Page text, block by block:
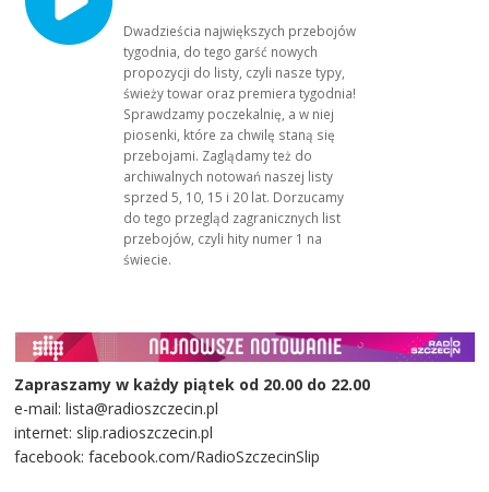
Dwadzieścia największych przebojów
tygodnia, do tego garść nowych
propozycji do listy, czyli nasze typy,
świeży towar oraz premiera tygodnia!
Sprawdzamy poczekalnię, a w niej
piosenki, które za chwilę staną się
przebojami. Zaglądamy też do
archiwalnych notowań naszej listy
sprzed 5, 10, 15 i 20 lat. Dorzucamy
do tego przegląd zagranicznych list
przebojów, czyli hity numer 1 na
świecie.
Zapraszamy w każdy piątek od 20.00 do 22.00
e-mail: lista@radioszczecin.pl
internet: slip.radioszczecin.pl
facebook: facebook.com/RadioSzczecinSlip